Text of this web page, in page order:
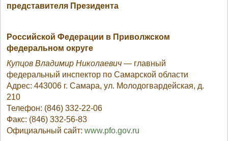
представителя Президента
Российской Федерации в Приволжском
федеральном округе
Купцов Владимир Николаевич — главный
федеральный инспектор по Самарской области
Адрес: 443006 г. Самара, ул. Молодогвардейская, д.
210
Телефон: (846) 332-22-06
Факс: (846) 332-56-83
Официальный сайт:www.pfo.gov.ru